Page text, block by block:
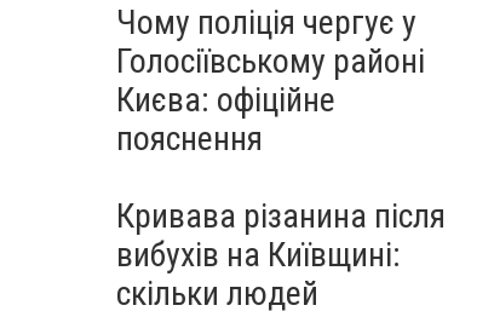
Чому поліція чергує у
Голосіївському районі
Києва: офіційне
пояснення
Кривава різанина після
вибухів на Київщині:
скільки людей